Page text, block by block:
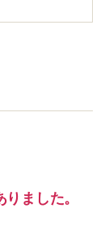
ました。